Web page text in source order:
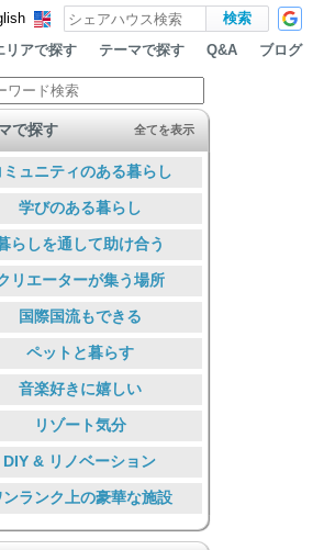
リアで探す テーマで探す Q&A ブログ
で探す 全てを表示
ミュニティのある暮らし
学びのある暮らし
らしを通して助け合う
リエーターが集う場所
国際国流もできる
ペットと暮らす
音楽好きに嬉しい
リゾート気分
DIY & リノベーション
ンランク上の豪華な施設
大勢で暮らす大型物件